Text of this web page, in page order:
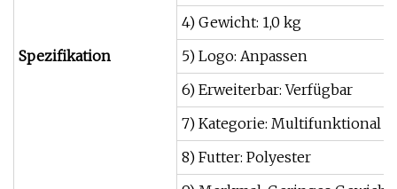
Spezifikation
4) Gewicht: 1,0 kg
5) Logo: Anpassen
6) Erweiterbar: Verfügbar
7) Kategorie: Multifunktional
8) Futter: Polyester